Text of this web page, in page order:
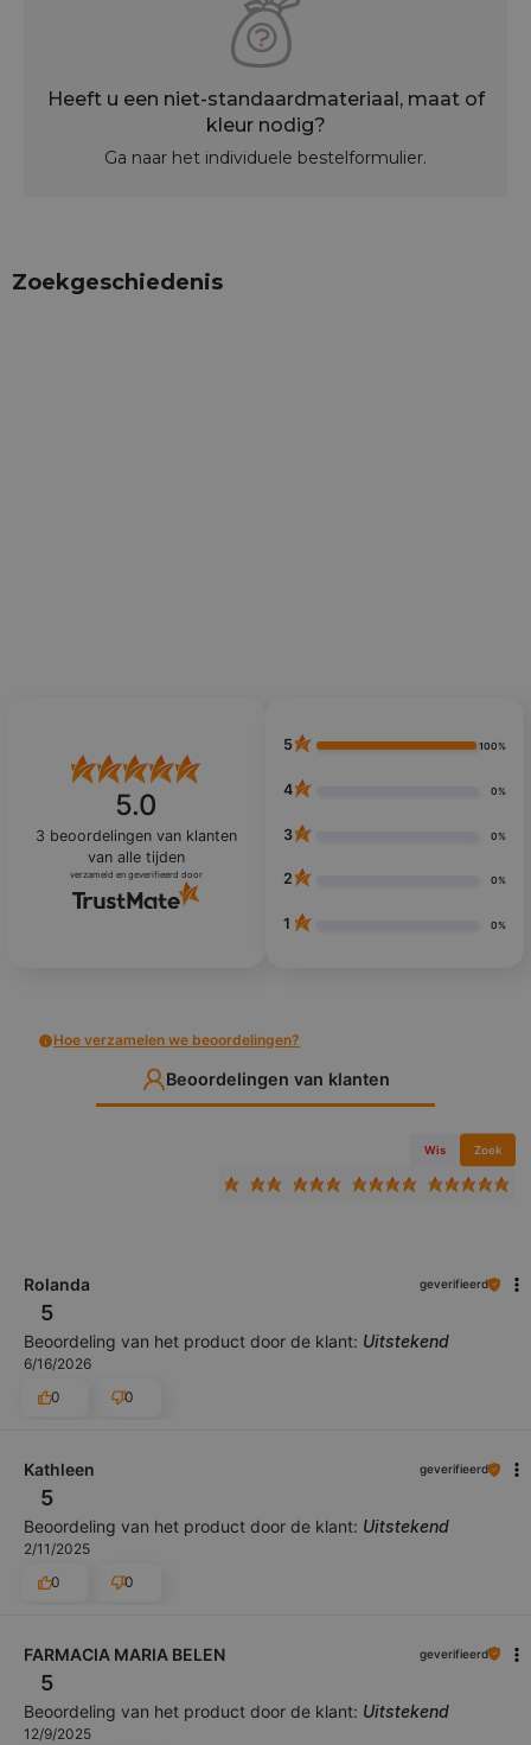
Heeft u een niet-standaardmateriaal, maat of
kleur nodig?
Ga naar het individuele bestelformulier.
Zoekgeschiedenis
5.0
3 beoordelingen van klanten
van alle tijden
verzameld en geverifieerd door
5 100%
4 0%
3 0%
2 0%
1 0%
Hoe verzamelen we beoordelingen?
Beoordelingen van klanten
Wis Zoek
Rolanda geverifieerd
5
Beoordeling van het product door de klant: Uitstekend
6/16/2026
0
0
Kathleen geverifieerd
5
Beoordeling van het product door de klant: Uitstekend
2/11/2025
0
0
FARMACIA MARIA BELEN geverifieerd
5
Beoordeling van het product door de klant: Uitstekend
12/9/2025